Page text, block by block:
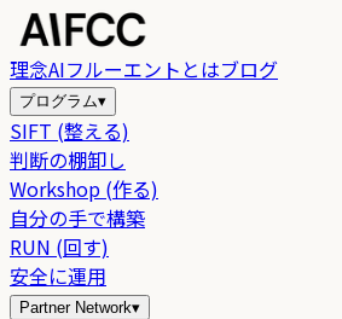
理念AIフルーエントとはブログ
プログラム▾
SIFT (整える)
判断の棚卸し
Workshop (作る)
自分の手で構築
RUN (回す)
安全に運用
Partner Network▾